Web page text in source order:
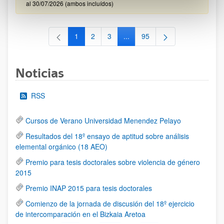
al 30/07/2026 (ambos incluídos)
Página
1 Página
2 Página
3 ...Páginas intermedias Use TAB
Página
95
Noticias
RSS
Cursos de Verano Universidad Menendez Pelayo
Resultados del 18º ensayo de aptitud sobre análisis
elemental orgánico (18 AEO)
Premio para tesis doctorales sobre violencia de género
2015
Premio INAP 2015 para tesis doctorales
Comienzo de la jornada de discusión del 18º ejercicio
de intercomparación en el Bizkaia Aretoa